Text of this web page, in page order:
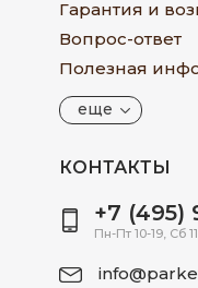
Гарантия и
Вопрос-ответ
Полезная
еще
КОНТАКТЫ
+7 (495)
Пн-Пт 10-19, Сб